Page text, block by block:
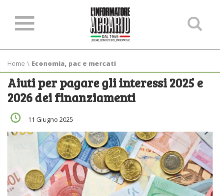
Home \ Economia, pac e mercati
Aiuti per pagare gli interessi 2025 e
2026 dei finanziamenti
11 Giugno 2025